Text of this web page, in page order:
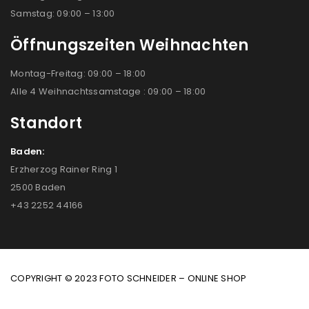
Samstag: 09:00 – 13:00
Öffnungszeiten Weihnachten
Montag-Freitag: 09:00 – 18:00
Alle 4 Weihnachtssamstage : 09:00 – 18:00
Standort
Baden:
Erzherzog Rainer Ring 1
2500 Baden
+43 2252 44166
COPYRIGHT © 2023 FOTO SCHNEIDER – ONLINE SHOP